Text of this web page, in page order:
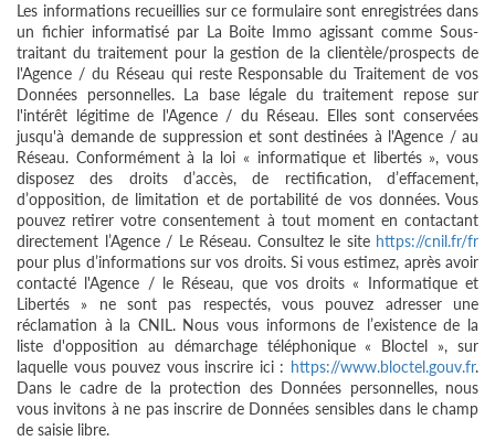
Les informations recueillies sur ce formulaire sont enregistrées dans
un fichier informatisé par La Boite Immo agissant comme Sous-
traitant du traitement pour la gestion de la clientèle/prospects de
l'Agence / du Réseau qui reste Responsable du Traitement de vos
Données personnelles. La base légale du traitement repose sur
l'intérêt légitime de l'Agence / du Réseau. Elles sont conservées
jusqu'à demande de suppression et sont destinées à l'Agence / au
Réseau. Conformément à la loi « informatique et libertés », vous
disposez des droits d’accès, de rectification, d’effacement,
d’opposition, de limitation et de portabilité de vos données. Vous
pouvez retirer votre consentement à tout moment en contactant
directement l’Agence / Le Réseau. Consultez le site https://cnil.fr/fr
pour plus d’informations sur vos droits. Si vous estimez, après avoir
contacté l'Agence / le Réseau, que vos droits « Informatique et
Libertés » ne sont pas respectés, vous pouvez adresser une
réclamation à la CNIL. Nous vous informons de l’existence de la
liste d'opposition au démarchage téléphonique « Bloctel », sur
laquelle vous pouvez vous inscrire ici : https://www.bloctel.gouv.fr.
Dans le cadre de la protection des Données personnelles, nous
vous invitons à ne pas inscrire de Données sensibles dans le champ
de saisie libre.